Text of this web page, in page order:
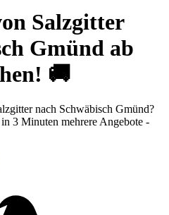
Salzgitter
Gmünd ab
🚚
nach Schwäbisch Gmünd?
3 Minuten mehrere Angebote -